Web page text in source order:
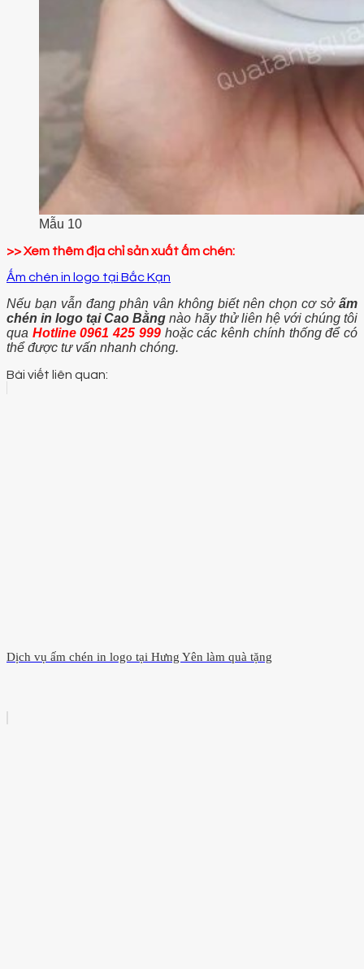
Mẫu 10
>> Xem thêm địa chỉ sản xuất ấm chén:
Ấm chén in logo tại Bắc Kạn
Nếu bạn vẫn đang phân vân không biết nên chọn cơ sở ấm
chén in logo tại Cao Bằng nào hãy thử liên hệ với chúng tôi
qua Hotline 0961 425 999hoặc các kênh chính thống để có
thể được tư vấn nhanh chóng.
Bài viết liên quan:
Dịch vụ ấm chén in logo tại Hưng Yên làm quà tặng